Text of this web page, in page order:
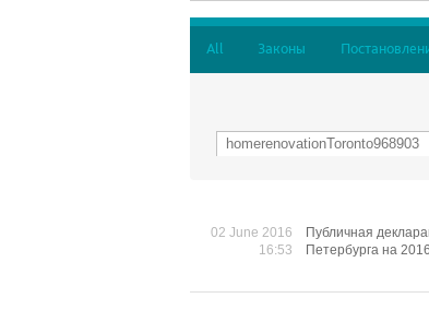
All Законы
02 June 2016
16:53
Публичная
Петербурга на